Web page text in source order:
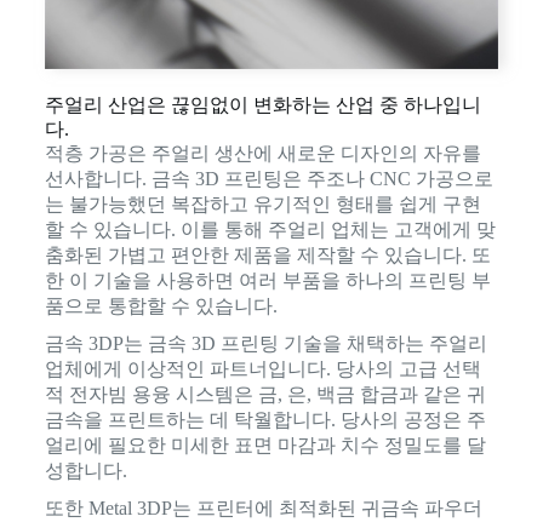
주얼리 산업은 끊임없이 변화하는 산업 중 하나입니
다.
적층 가공은 주얼리 생산에 새로운 디자인의 자유를
선사합니다. 금속 3D 프린팅은 주조나 CNC 가공으로
는 불가능했던 복잡하고 유기적인 형태를 쉽게 구현
할 수 있습니다. 이를 통해 주얼리 업체는 고객에게 맞
춤화된 가볍고 편안한 제품을 제작할 수 있습니다. 또
한 이 기술을 사용하면 여러 부품을 하나의 프린팅 부
품으로 통합할 수 있습니다.
금속 3DP는 금속 3D 프린팅 기술을 채택하는 주얼리
업체에게 이상적인 파트너입니다. 당사의 고급 선택
적 전자빔 용융 시스템은 금, 은, 백금 합금과 같은 귀
금속을 프린트하는 데 탁월합니다. 당사의 공정은 주
얼리에 필요한 미세한 표면 마감과 치수 정밀도를 달
성합니다.
또한 Metal 3DP는 프린터에 최적화된 귀금속 파우더